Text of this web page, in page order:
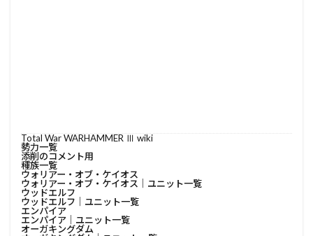
Total War WARHAMMER Ⅲ wiki
勢力一覧
添削のコメント用
種族一覧
ウォリアー・オブ・ケイオス
ウォリアー・オブ・ケイオス│ユニット一覧
ウッドエルフ
ウッドエルフ│ユニット一覧
エンパイア
エンパイア│ユニット一覧
オーガキングダム